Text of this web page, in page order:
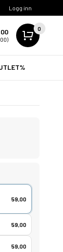
Logg inn
0
59,00
59,00
59,00